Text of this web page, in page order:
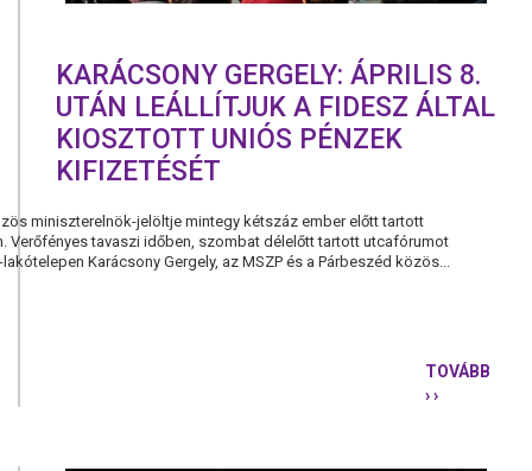
KARÁCSONY GERGELY: ÁPRILIS 8.
UTÁN LEÁLLÍTJUK A FIDESZ ÁLTAL
KIOSZTOTT UNIÓS PÉNZEK
KIFIZETÉSÉT
miniszterelnök-jelöltje mintegy kétszáz ember előtt tartott
Verőfényes tavaszi időben, szombat délelőtt tartott utcafórumot
Karácsony Gergely, az MSZP és a Párbeszéd közös...
TOVÁBB
› ›
8.